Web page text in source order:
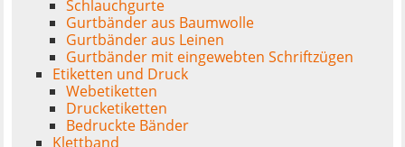
Schlauchgurte
Gurtbänder aus Baumwolle
Gurtbänder aus Leinen
Gurtbänder mit eingewebten Schriftzügen
Etiketten und Druck
Webetiketten
Drucketiketten
Bedruckte Bänder
Klettband